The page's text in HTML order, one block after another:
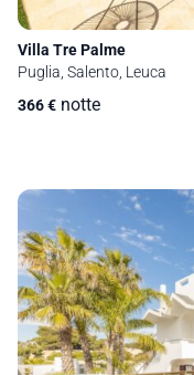
Villa Tre Palme
Puglia, Salento, Leuca
366€ notte